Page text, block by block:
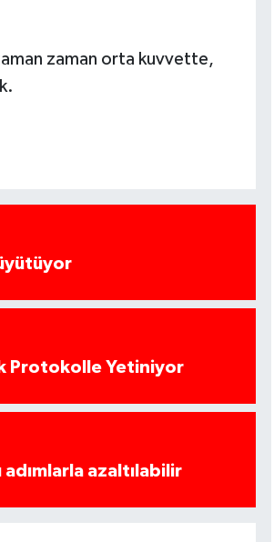
zaman orta kuvvette,
Protokolle Yetiniyor
adımlarla azaltılabilir